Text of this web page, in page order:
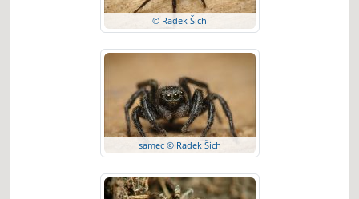
© Radek Šich
samec © Radek Šich